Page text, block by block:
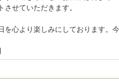
させていただきます。
を心より楽しみにしております。